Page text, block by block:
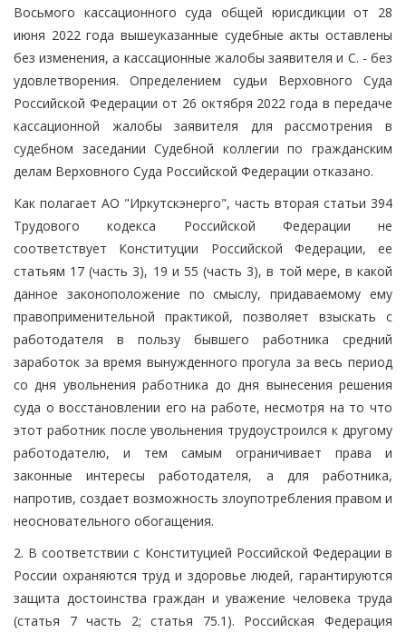
Восьмого кассационного суда общей юрисдикции от 28
июня 2022 года вышеуказанные судебные акты оставлены
без изменения, а кассационные жалобы заявителя и С. - без
удовлетворения. Определением судьи Верховного Суда
Российской Федерации от 26 октября 2022 года в передаче
кассационной жалобы заявителя для рассмотрения в
судебном заседании Судебной коллегии по гражданским
делам Верховного Суда Российской Федерации отказано.
Как полагает АО "Иркутскэнерго", часть вторая статьи 394
Трудового кодекса Российской Федерации не
соответствует Конституции Российской Федерации, ее
статьям 17 (часть 3), 19 и 55 (часть 3), в той мере, в какой
данное законоположение по смыслу, придаваемому ему
правоприменительной практикой, позволяет взыскать с
работодателя в пользу бывшего работника средний
заработок за время вынужденного прогула за весь период
со дня увольнения работника до дня вынесения решения
суда о восстановлении его на работе, несмотря на то что
этот работник после увольнения трудоустроился к другому
работодателю, и тем самым ограничивает права и
законные интересы работодателя, а для работника,
напротив, создает возможность злоупотребления правом и
неосновательного обогащения.
2. В соответствии с Конституцией Российской Федерации в
России охраняются труд и здоровье людей, гарантируются
защита достоинства граждан и уважение человека труда
(статья 7 часть 2; статья 75.1). Российская Федерация